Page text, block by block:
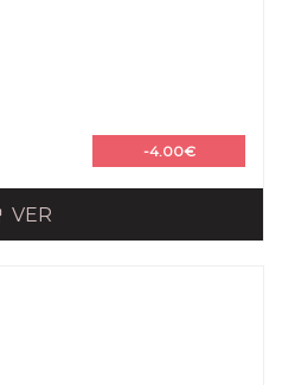
-4.00€
VER